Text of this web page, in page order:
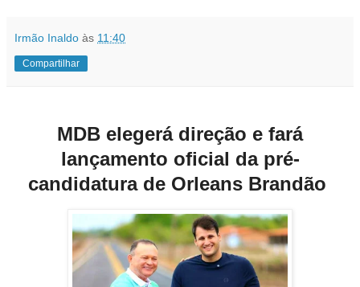
Irmão Inaldo às 11:40
Compartilhar
MDB elegerá direção e fará
lançamento oficial da pré-
candidatura de Orleans Brandão